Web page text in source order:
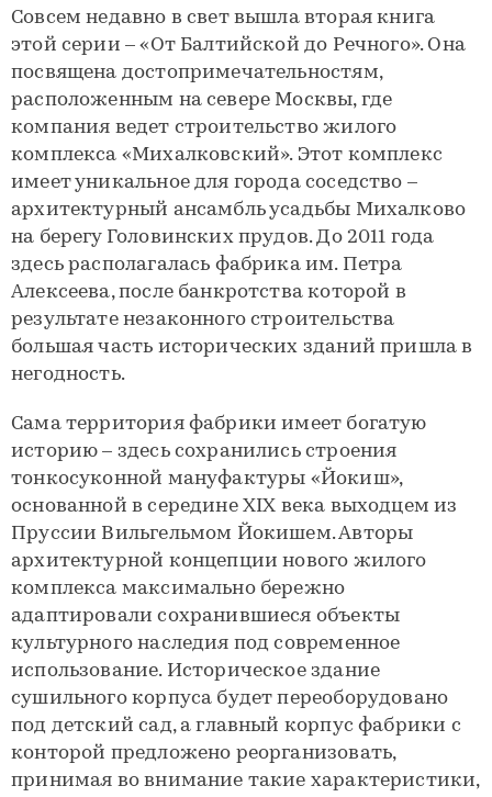
Совсем недавно в свет вышла вторая книга
этой серии – «От Балтийской до Речного». Она
посвящена достопримечательностям,
расположенным на севере Москвы, где
компания ведет строительство жилого
комплекса «Михалковский». Этот комплекс
имеет уникальное для города соседство –
архитектурный ансамбль усадьбы Михалково
на берегу Головинских прудов. До 2011 года
здесь располагалась фабрика им. Петра
Алексеева, после банкротства которой в
результате незаконного строительства
большая часть исторических зданий пришла в
негодность.
Сама территория фабрики имеет богатую
историю – здесь сохранились строения
тонкосуконной мануфактуры «Йокиш»,
основанной в середине XIX века выходцем из
Пруссии Вильгельмом Йокишем. Авторы
архитектурной концепции нового жилого
комплекса максимально бережно
адаптировали сохранившиеся объекты
культурного наследия под современное
использование. Историческое здание
сушильного корпуса будет переоборудовано
под детский сад, а главный корпус фабрики с
конторой предложено реорганизовать,
принимая во внимание такие характеристики,